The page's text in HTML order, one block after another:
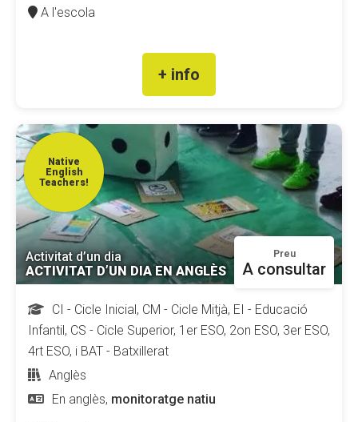
A l'escola
+ info
Native
English
Teachers!
Activitat d’un dia
ACTIVITAT D’UN DIA EN ANGLÈS
Preu
A consultar
CI - Cicle Inicial, CM - Cicle Mitjà, EI - Educació
Infantil, CS - Cicle Superior, 1er ESO, 2on ESO, 3er ESO,
4rt ESO, i BAT - Batxillerat
Anglès
En anglès, monitoratge natiu